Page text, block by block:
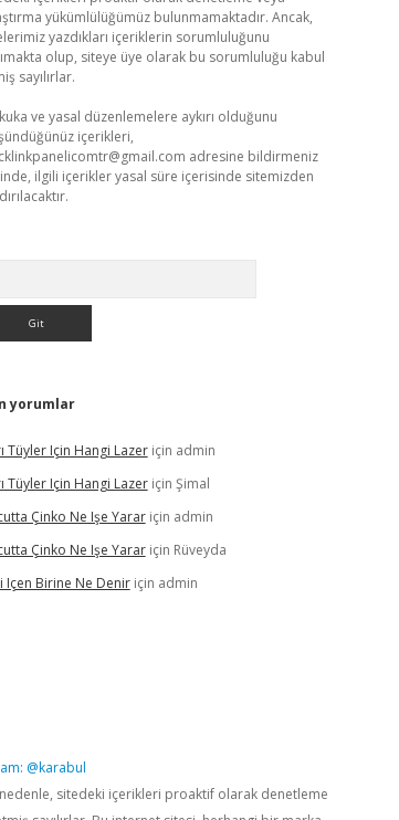
yükümlülüğümüz bulunmamaktadır. Ancak,
yazdıkları içeriklerin sorumluluğunu
olup, siteye üye olarak bu sorumluluğu kabul
sayılırlar.
ve yasal düzenlemelere aykırı olduğunu
içerikleri,
adresine bildirmeniz
ilgili içerikler yasal süre içerisinde sitemizden
yorumlar
Tüyler Için Hangi Lazeriçin admin
Tüyler Için Hangi Lazeriçin Şimal
Çinko Ne Işe Yarariçin admin
Çinko Ne Işe Yarariçin Rüveyda
Içen Birine Ne Deniriçin admin
@karabul
nedenle, sitedeki içerikleri proaktif olarak denetleme